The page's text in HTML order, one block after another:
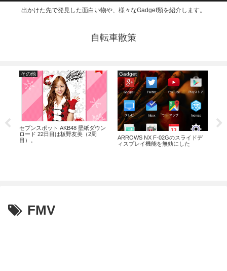
出かけた先で発見した面白い物や、様々なGadget類を紹介します。
自転車散策
その他
セブンスポット AKB48 壁紙ダウン
ロード 22日目は板野友美（2周
目）。
Gadget
ARROWS NX F-02Gのスライドデ
ィスプレイ機能を無効にした
オ
FMV